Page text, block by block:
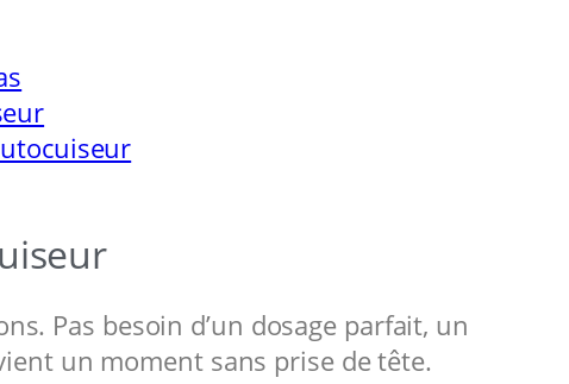
Pas besoin d’un dosage parfait, un
un moment sans prise de tête.